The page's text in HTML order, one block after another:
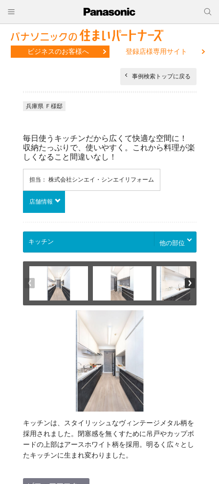
ビジネスのお客様へ 登録店様専用サイト
事例検索トップに戻る
兵庫県 Ｆ様邸
毎日使うキッチンだから広くて快適な空間に！
収納たっぷりで、使いやすく。これから料理が楽
しくなること間違いなし！
担当： 株式会社シンエイ・シンエイリフォーム
店舗情報
他の部位
キッチンは、スタイリッシュなヴィンテージメタル柄を
採用されました。閉塞感を無くすために吊戸やカップボ
ードの上部はアースホワイト柄を採用。明るく広々とし
たキッチンに生まれ変わりました。